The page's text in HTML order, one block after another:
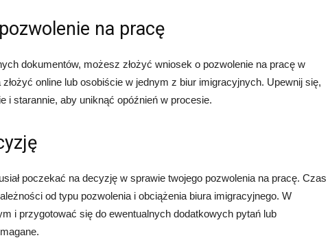
na pracę
dokumentów, możesz złożyć wniosek o pozwolenie na pracę w
online lub osobiście w jednym z biur imigracyjnych. Upewnij się,
i starannie, aby uniknąć opóźnień w procesie.
poczekać na decyzję w sprawie twojego pozwolenia na pracę. Czas
od typu pozwolenia i obciążenia biura imigracyjnego. W
i przygotować się do ewentualnych dodatkowych pytań lub